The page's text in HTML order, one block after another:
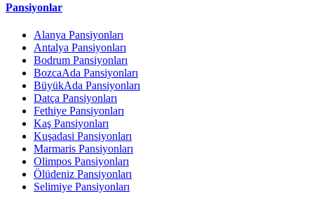
Pansiyonlar
Alanya Pansiyonları
Antalya Pansiyonları
Bodrum Pansiyonları
BozcaAda Pansiyonları
BüyükAda Pansiyonları
Datça Pansiyonları
Fethiye Pansiyonları
Kaş Pansiyonları
Kuşadasi Pansiyonları
Marmaris Pansiyonları
Olimpos Pansiyonları
Ölüdeniz Pansiyonları
Selimiye Pansiyonları